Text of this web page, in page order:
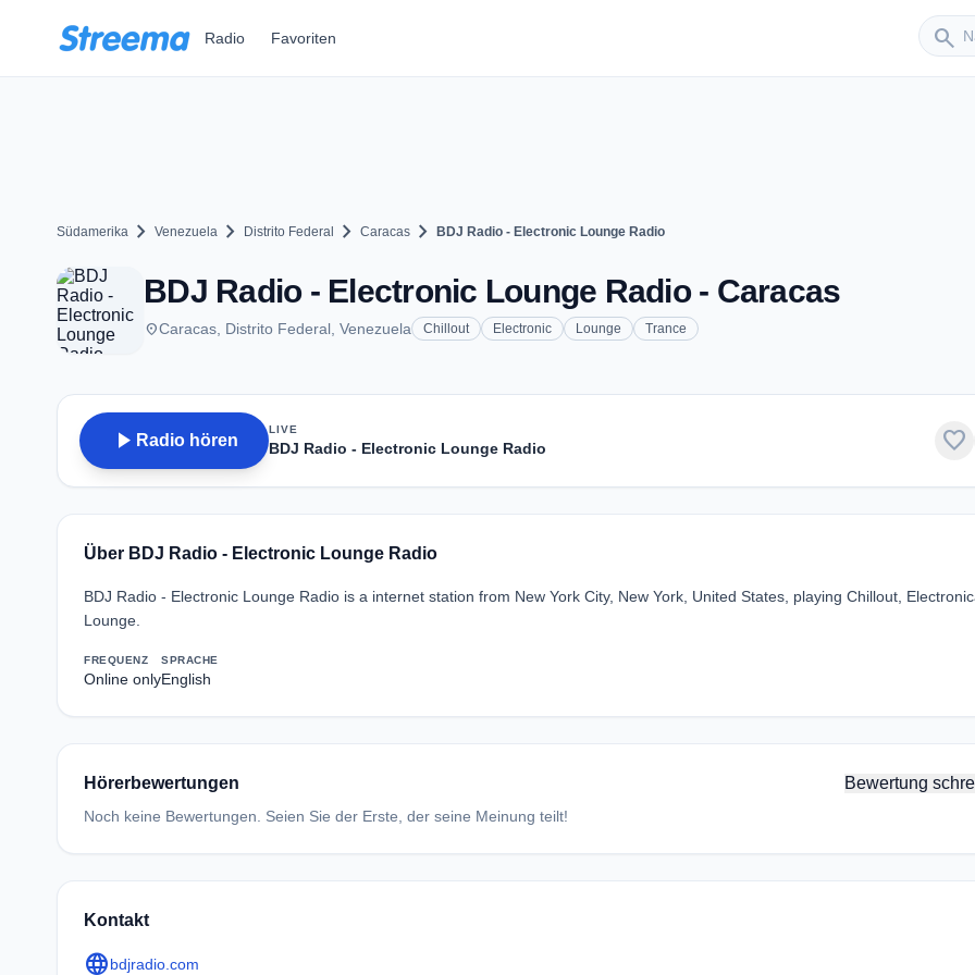
Radio Favoriten search
Südamerika chevron_right Venezuela chevron_right Distrito Federal chevron_right Caracas chevron_right BDJ Radio - Electronic Lounge Radio
BDJ Radio - Electronic Lounge Radio - Caracas
placeCaracas, Distrito Federal, Venezuela Chillout Electronic Lounge Trance
play_arrow Radio hören
LIVE
BDJ Radio - Electronic Lounge Radio favorite
Über BDJ Radio - Electronic Lounge Radio
BDJ Radio - Electronic Lounge Radio is a internet station from New York City, New York, United States, playing Chillout,
Lounge.
FREQUENZ
Online only
SPRACHE
English
Hörerbewertungen Bewertung
Noch keine Bewertungen. Seien Sie der Erste, der seine Meinung teilt!
Kontakt
languagebdjradio.com